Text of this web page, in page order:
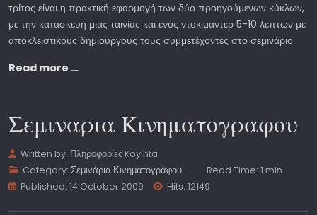
τρίτος είναι η πρακτική εφαρμογή των δύο προηγούμενων κύκλων,
με την κατασκευή μίας ταινίας και ενός ντοκιμαντέρ 5-10 λεπτών με
αποκλειστικούς δημιουργούς τους συμμετέχοντες στο σεμινάριο
Read more …
Σεμιναρια Κινηματογραφου
Written by: Πληροφορίες Koyinta
Category:Σεμινάρια Κινηματογράφου
Read Time: 1 min
Published: 14 October 2009
Hits: 12149